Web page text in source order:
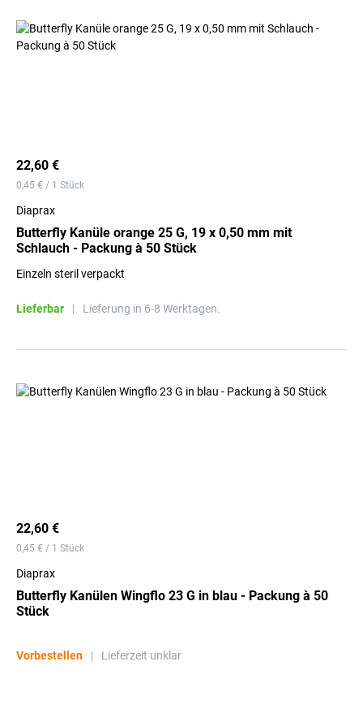
22,60 €
0,45 € / 1 Stück
Diaprax
Butterfly Kanüle orange 25 G, 19 x 0,50 mm mit
Schlauch - Packung à 50 Stück
Einzeln steril verpackt
Lieferbar | Lieferung in 6-8 Werktagen.
22,60 €
0,45 € / 1 Stück
Diaprax
Butterfly Kanülen Wingflo 23 G in blau - Packung à 50
Stück
Vorbestellen | Lieferzeit unklar